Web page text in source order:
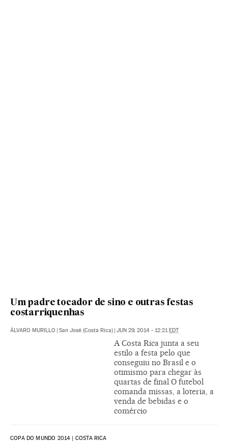
Um padre tocador de sino e outras festas
costarriquenhas
ÁLVARO MURILLO | San José (Costa Rica) | JUN 29, 2014 - 12:21EDT
A Costa Rica junta a seu
estilo a festa pelo que
conseguiu no Brasil e o
otimismo para chegar às
quartas de final O futebol
comanda missas, a loteria, a
venda de bebidas e o
comércio
COPA DO MUNDO 2014 | COSTA RICA